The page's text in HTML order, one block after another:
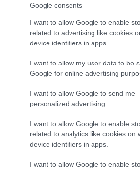
Google consents
I want to allow Google to enable
related to advertising like cookies
device identifiers in apps.
I want to allow my user data to be
Google for online advertising
I want to allow Google to send me
personalized advertising.
I want to allow Google to enable
related to analytics like cookies on
device identifiers in apps.
I want to allow Google to enable